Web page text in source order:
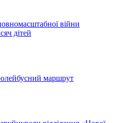
війни
дітей
маршрут